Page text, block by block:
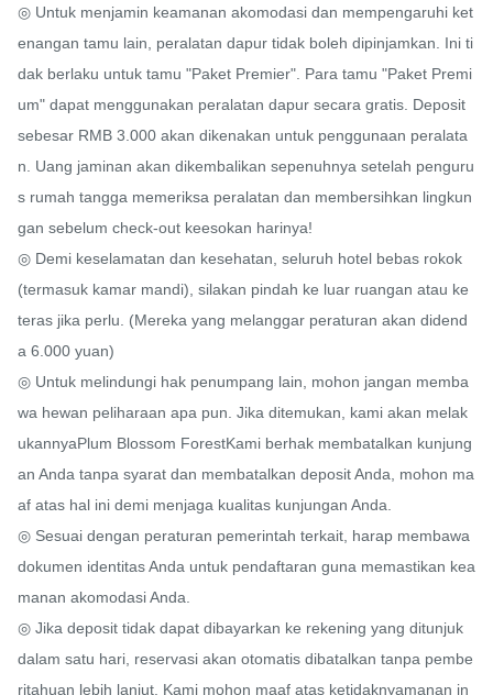
◎ Untuk menjamin keamanan akomodasi dan mempengaruhi ket
enangan tamu lain, peralatan dapur tidak boleh dipinjamkan. Ini ti
dak berlaku untuk tamu "Paket Premier". Para tamu "Paket Premi
um" dapat menggunakan peralatan dapur secara gratis. Deposit
sebesar RMB 3.000 akan dikenakan untuk penggunaan peralata
n. Uang jaminan akan dikembalikan sepenuhnya setelah penguru
s rumah tangga memeriksa peralatan dan membersihkan lingkun
gan sebelum check-out keesokan harinya!
◎ Demi keselamatan dan kesehatan, seluruh hotel bebas rokok
(termasuk kamar mandi), silakan pindah ke luar ruangan atau ke
teras jika perlu. (Mereka yang melanggar peraturan akan didend
a 6.000 yuan)
◎ Untuk melindungi hak penumpang lain, mohon jangan memba
wa hewan peliharaan apa pun. Jika ditemukan, kami akan melak
ukannyaPlum Blossom ForestKami berhak membatalkan kunjung
an Anda tanpa syarat dan membatalkan deposit Anda, mohon ma
af atas hal ini demi menjaga kualitas kunjungan Anda.
◎ Sesuai dengan peraturan pemerintah terkait, harap membawa
dokumen identitas Anda untuk pendaftaran guna memastikan kea
manan akomodasi Anda.
◎ Jika deposit tidak dapat dibayarkan ke rekening yang ditunjuk
dalam satu hari, reservasi akan otomatis dibatalkan tanpa pembe
ritahuan lebih lanjut. Kami mohon maaf atas ketidaknyamanan in